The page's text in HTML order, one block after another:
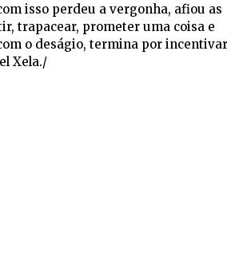
isso perdeu a vergonha, afiou as
trapacear, prometer uma coisa e
o deságio, termina por
Xela./